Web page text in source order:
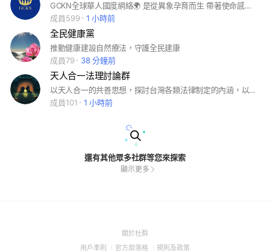
GCKN全球華人國度網絡🌍 是從異象孕育而生 帶著使命感邀請各位一同渦旋前進、建造並贏得七山、守望神對台灣和列國的計畫！
成員599
1 小時前
全民健康黨
推動健康建設自然療法，守護全民建康
成員79
38 分鐘前
天人合一法理討論群
以天人合一的共善思想，探討台灣各類法律制定的內涵，以促進國家法制環境的優化與完備。
成員101
1 小時前
還有其他眾多社群等您來探索
顯示更多
關於社群(Open
用戶準則 (Open
官方部落格 (Open
規則及政策(Open